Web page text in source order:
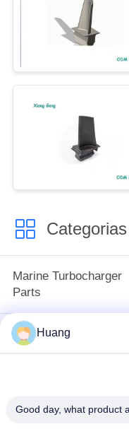
Marine Turbocharger
Parts
Turbocompressor do
Huang
Good day, what product